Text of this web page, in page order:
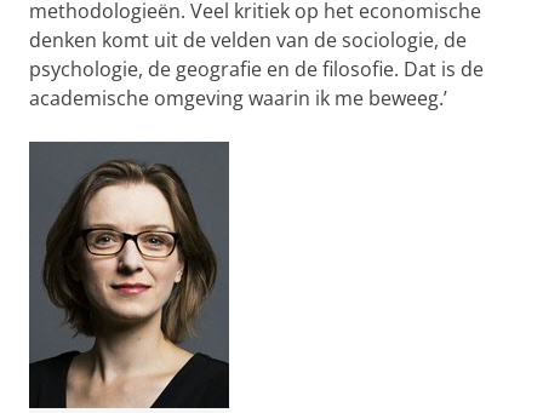
methodologieën. Veel kritiek op het economische
denken komt uit de velden van de sociologie, de
psychologie, de geografie en de filosofie. Dat is de
academische omgeving waarin ik me beweeg.’